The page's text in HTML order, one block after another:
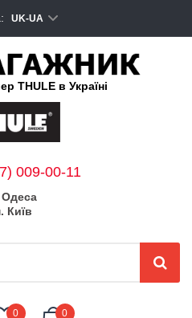
UK-UA
THULE в Україні
009-00-11
Київ
0 0